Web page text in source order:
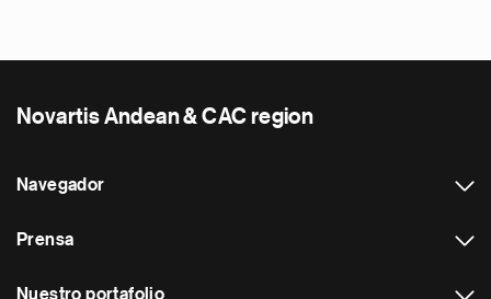
Novartis Andean & CAC region
Navegador
Prensa
Nuestro portafolio